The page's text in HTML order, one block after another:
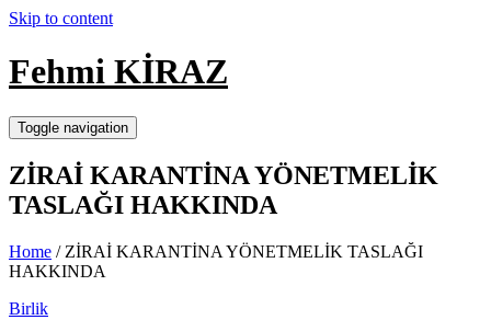
Skip to content
Fehmi KİRAZ
Toggle navigation
ZİRAİ KARANTİNA YÖNETMELİK
TASLAĞI HAKKINDA
Home / ZİRAİ KARANTİNA YÖNETMELİK TASLAĞI
HAKKINDA
Birlik